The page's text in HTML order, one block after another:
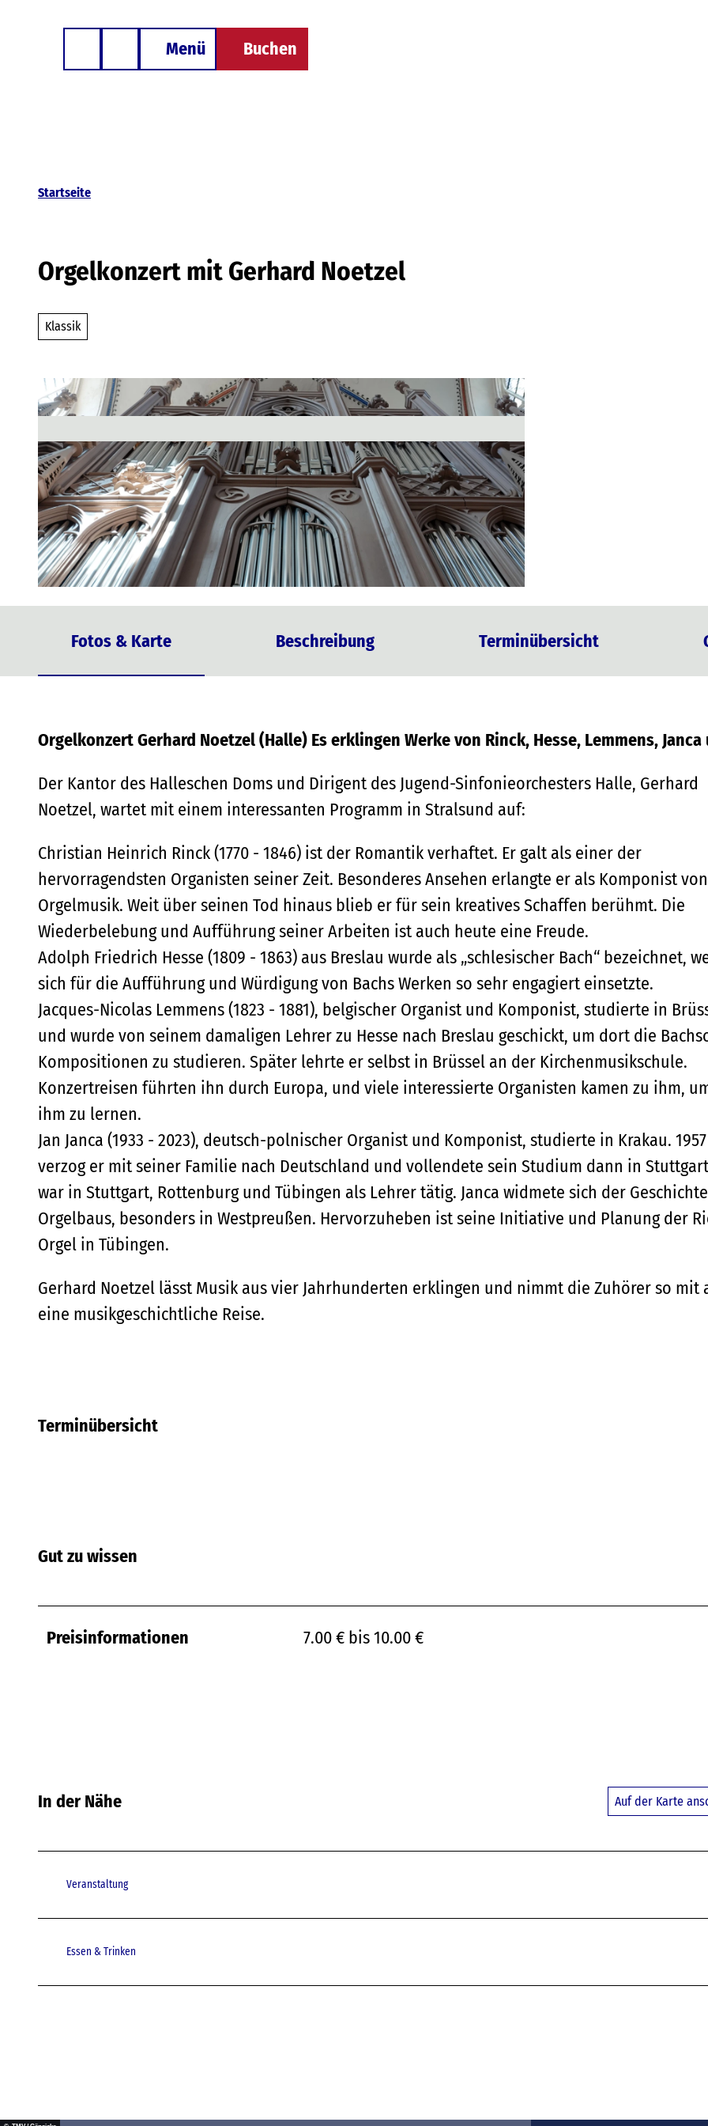
Menü Buchen
Besondere Unterkünfte
Startseite
Orgelkonzert mit Gerhard Noetzel
Klassik
Fotos & Karte Beschreibung Terminübersicht
Orgelkonzert Gerhard Noetzel (Halle) Es erklingen Werke von Rinck, Hesse, Lemmens, Janca
Der Kantor des Halleschen Doms und Dirigent des Jugend-Sinfonieorchesters Halle, Gerhard
Noetzel, wartet mit einem interessanten Programm in Stralsund auf:
Christian Heinrich Rinck (1770 - 1846) ist der Romantik verhaftet. Er galt als einer der
hervorragendsten Organisten seiner Zeit. Besonderes Ansehen erlangte er als Komponist von
Orgelmusik. Weit über seinen Tod hinaus blieb er für sein kreatives Schaffen berühmt. Die
Wiederbelebung und Aufführung seiner Arbeiten ist auch heute eine Freude.
Adolph Friedrich Hesse (1809 - 1863) aus Breslau wurde als „schlesischer Bach“ bezeichnet,
sich für die Aufführung und Würdigung von Bachs Werken so sehr engagiert einsetzte.
Jacques-Nicolas Lemmens (1823 - 1881), belgischer Organist und Komponist, studierte in
und wurde von seinem damaligen Lehrer zu Hesse nach Breslau geschickt, um dort die
Kompositionen zu studieren. Später lehrte er selbst in Brüssel an der Kirchenmusikschule.
Konzertreisen führten ihn durch Europa, und viele interessierte Organisten kamen zu ihm,
ihm zu lernen.
Jan Janca (1933 - 2023), deutsch-polnischer Organist und Komponist, studierte in Krakau. 1957
verzog er mit seiner Familie nach Deutschland und vollendete sein Studium dann in
war in Stuttgart, Rottenburg und Tübingen als Lehrer tätig. Janca widmete sich der
Orgelbaus, besonders in Westpreußen. Hervorzuheben ist seine Initiative und Planung der
Orgel in Tübingen.
Gerhard Noetzel lässt Musik aus vier Jahrhunderten erklingen und nimmt die Zuhörer so mit
eine musikgeschichtliche Reise.
Terminübersicht
Gut zu wissen
Preisinformationen 7.00 € bis 10.00 €
In der Nähe Auf der Karte
Veranstaltung
Essen & Trinken